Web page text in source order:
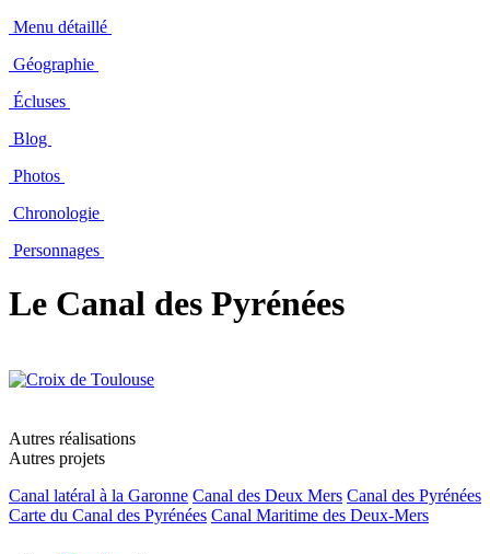
Menu détaillé
Géographie
Écluses
Blog
Photos
Chronologie
Personnages
Le Canal des Pyrénées
Autres réalisations
Autres projets
Canal latéral à la Garonne Canal des Deux Mers Canal des Pyrénées
Carte du Canal des Pyrénées Canal Maritime des Deux-Mers